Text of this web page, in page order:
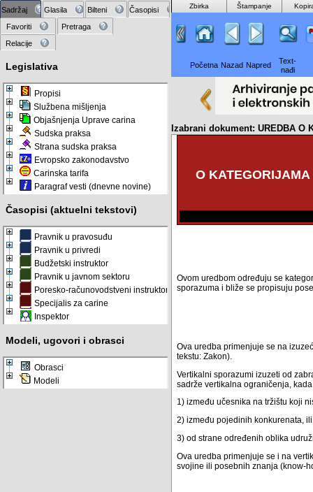
Sadržaj Glasila Bilteni
Časopisi
Favoriti
Pretraga
Relacije
Legislativa
Propisi
Službena mišljenja
Objašnjenja Uprave carina
Sudska praksa
Strana sudska praksa
Evropsko zakonodavstvo
Carinska tarifa
Paragraf vesti (dnevne novine)
Časopisi (aktuelni tekstovi)
Pravnik u pravosuđu
Pravnik u privredi
Budžetski instruktor
Pravnik u javnom sektoru
Poresko-računovodstveni instruktor
Specijalis za carine
Inspektor
Modeli, ugovori i obrasci
Obrasci
Modeli
Zbirka Štampanje
Početna Nazad Napred
Text-
nađi
Izabrani dokument: UREDBA O
O
Ovom uredbom određuju se
sporazuma i bliže se propisuju
Ova uredba primenjuje se na
tekstu: Zakon).
Vertikalni sporazumi izuzeti od
sadrže vertikalna ograničenja,
1) između učesnika na tržištu koji
2) između pojedinih konkurenata, ili
3) od strane određenih oblika
Ova uredba primenjuje se i na
svojine ili posebnih znanja (know-